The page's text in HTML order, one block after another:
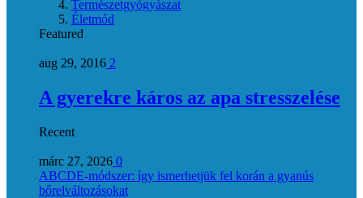
Természetgyógyászat
Életmód
Featured
aug 29, 2016 2
A gyerekre káros az apa stresszelése
Recent
márc 27, 2026 0
ABCDE‑módszer: így ismerhetjük fel korán a gyanús
bőrelváltozásokat